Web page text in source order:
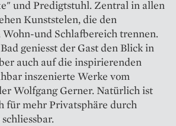
und Predigtstuhl. Zentral in allen
Kunststelen, die den
und Schlafbereich trennen.
geniesst der Gast den Blick in
auch auf die inspirierenden
inszenierte Werke vom
Wolfgang Gerner. Natürlich ist
für mehr Privatsphäre durch